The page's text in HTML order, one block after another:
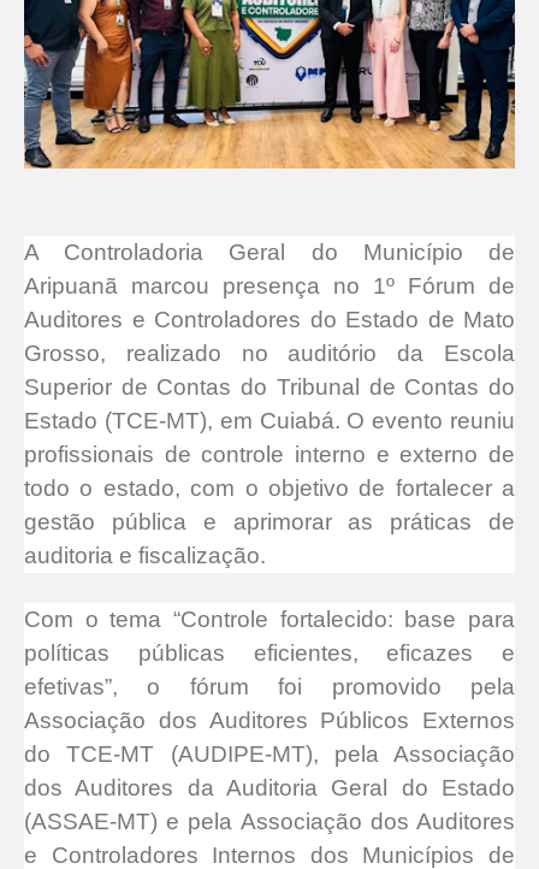
A Controladoria Geral do Município de
Aripuanã marcou presença no 1º Fórum de
Auditores e Controladores do Estado de Mato
Grosso, realizado no auditório da Escola
Superior de Contas do Tribunal de Contas do
Estado (TCE-MT), em Cuiabá. O evento reuniu
profissionais de controle interno e externo de
todo o estado, com o objetivo de fortalecer a
gestão pública e aprimorar as práticas de
auditoria e fiscalização.
Com o tema “Controle fortalecido: base para
políticas públicas eficientes, eficazes e
efetivas”, o fórum foi promovido pela
Associação dos Auditores Públicos Externos
do TCE-MT (AUDIPE-MT), pela Associação
dos Auditores da Auditoria Geral do Estado
(ASSAE-MT) e pela Associação dos Auditores
e Controladores Internos dos Municípios de